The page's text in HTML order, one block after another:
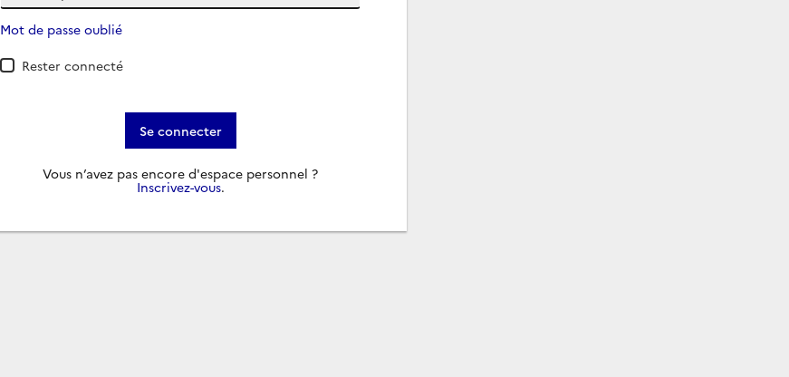
Mot de passe oublié
Rester connecté
Se connecter
Vous n’avez pas encore d'espace personnel ?
Inscrivez-vous.